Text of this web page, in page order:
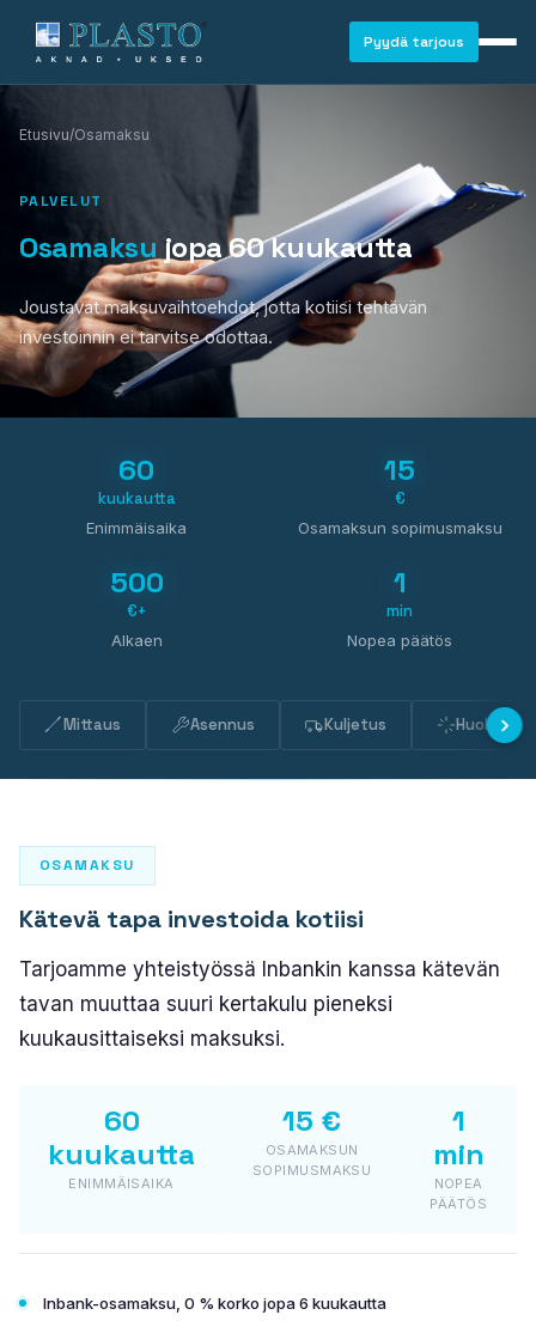
IKKUNAT
PLASTO 82
PLASTO NORDIC
Ulko-ovet
LIUKUOVET
PLASTO HST
PLASTO PS
Pyydä tarjous
Etusivu/Osamaksu
PALVELUT
Osamaksu jopa 60 kuukautta
Joustavat maksuvaihtoehdot, jotta kotiisi tehtävän
investoinnin ei tarvitse odottaa.
60
kuukautta
Enimmäisaika
15
€
Osamaksun sopimusmaksu
500
€+
Alkaen
1
min
Nopea päätös
Mittaus Asennus Kuljetus Huolto
OSAMAKSU
Kätevä tapa investoida kotiisi
Tarjoamme yhteistyössä Inbankin kanssa kätevän
tavan muuttaa suuri kertakulu pieneksi
kuukausittaiseksi maksuksi.
60
kuukautta
ENIMMÄISAIKA
15 €
OSAMAKSUN
SOPIMUSMAKSU
1
min
NOPEA
PÄÄTÖS
Inbank-osamaksu, 0 % korko jopa 6 kuukautta